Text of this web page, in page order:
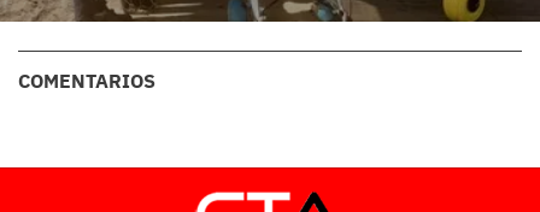
COMENTARIOS